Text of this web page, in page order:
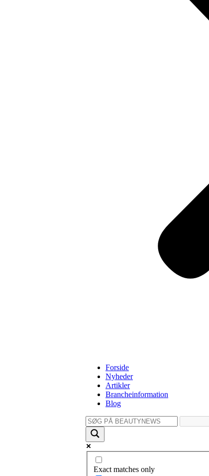
Forside
Nyheder
Artikler
Brancheinformation
Blog
Exact matches only